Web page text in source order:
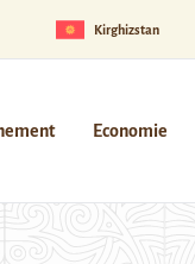
Kirghizstan
Economie